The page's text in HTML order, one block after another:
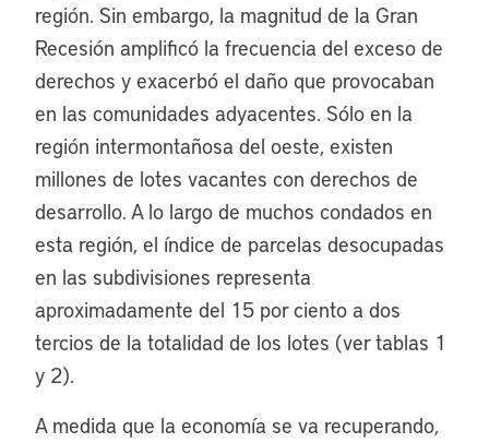
región. Sin embargo, la magnitud de la Gran
Recesión amplificó la frecuencia del exceso de
derechos y exacerbó el daño que provocaban
en las comunidades adyacentes. Sólo en la
región intermontañosa del oeste, existen
millones de lotes vacantes con derechos de
desarrollo. A lo largo de muchos condados en
esta región, el índice de parcelas desocupadas
en las subdivisiones representa
aproximadamente del 15 por ciento a dos
tercios de la totalidad de los lotes (ver tablas 1
y 2).
A medida que la economía se va recuperando,